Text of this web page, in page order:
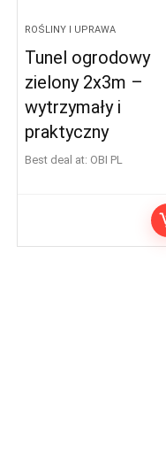
ROŚLINY I UPRAWA
Tunel ogrodowy
zielony 2x3m –
wytrzymały i
praktyczny
Best deal at: OBI PL